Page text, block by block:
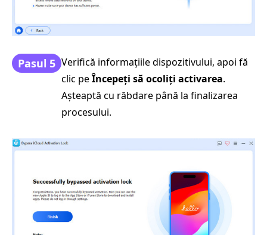
Pasul 5 Verifică informațiile dispozitivului, apoi fă
clic peÎncepeți să ocoliți activarea.
Așteaptă cu răbdare până la finalizarea
procesului.